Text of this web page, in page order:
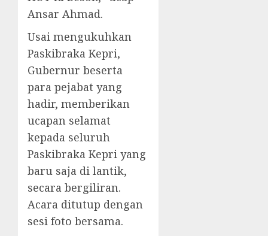
Ansar Ahmad.
Usai mengukuhkan
Paskibraka Kepri,
Gubernur beserta
para pejabat yang
hadir, memberikan
ucapan selamat
kepada seluruh
Paskibraka Kepri yang
baru saja di lantik,
secara bergiliran.
Acara ditutup dengan
sesi foto bersama.